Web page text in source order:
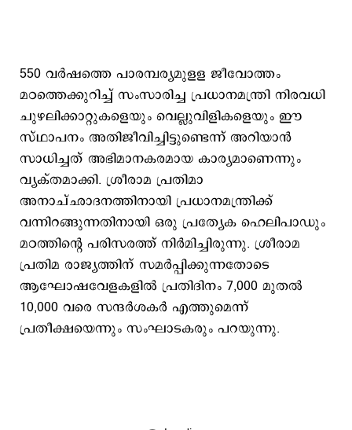
550 വർഷത്തെ പാരമ്പര്യമുളള ജീവോത്തം
മഠത്തെക്കുറിച്ച് സംസാരിച്ച പ്രധാനമന്ത്രി നിരവധി
ചുഴലിക്കാറ്റുകളെയും വെല്ലുവിളികളെയും ഈ
സ്ഥാപനം അതിജീവിച്ചിട്ടുണ്ടെന്ന് അറിയാന്‍
സാധിച്ചത് അഭിമാനകരമായ കാര്യമാണെന്നും
വ്യക്തമാക്കി. ശ്രീരാമ പ്രതിമാ
അനാച്ഛാദനത്തിനായി പ്രധാനമന്ത്രിക്ക്
വന്നിറങ്ങുന്നതിനായി ഒരു പ്രത്യേക ഹെലിപാഡും
മഠത്തിന്‍റെ പരിസരത്ത് നിര്‍മിച്ചിരുന്നു. ശ്രീരാമ
പ്രതിമ രാജ്യത്തിന് സമര്‍പ്പിക്കുന്നതോടെ
ആഘോഷവേളകളിൽ പ്രതിദിനം 7,000 മുതൽ
10,000 വരെ സന്ദർശകർ എത്തുമെന്ന്
പ്രതീക്ഷയെന്നും സംഘാടകരും പറയുന്നു.